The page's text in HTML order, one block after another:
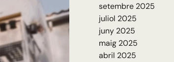
setembre 2025
juliol 2025
juny 2025
maig 2025
abril 2025